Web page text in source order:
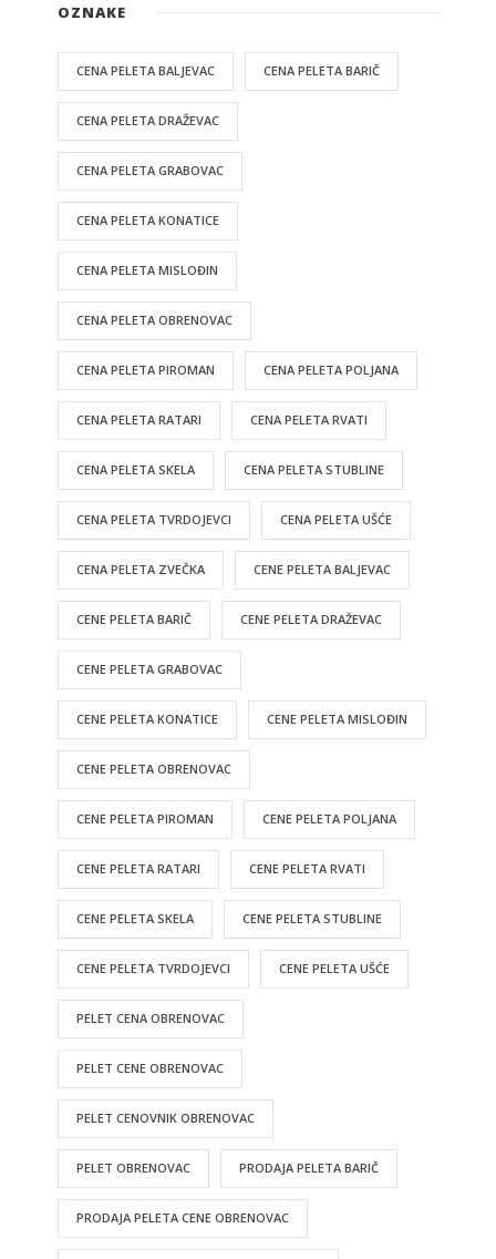
OZNAKE
CENA PELETA BALJEVAC CENA PELETA BARIČ
CENA PELETA DRAŽEVAC
CENA PELETA GRABOVAC
CENA PELETA KONATICE
CENA PELETA MISLOĐIN
CENA PELETA OBRENOVAC
CENA PELETA PIROMAN CENA PELETA POLJANA
CENA PELETA RATARI CENA PELETA RVATI
CENA PELETA SKELA CENA PELETA STUBLINE
CENA PELETA TVRDOJEVCI CENA PELETA UŠĆE
CENA PELETA ZVEČKA CENE PELETA BALJEVAC
CENE PELETA BARIČ CENE PELETA DRAŽEVAC
CENE PELETA GRABOVAC
CENE PELETA KONATICE CENE PELETA MISLOĐIN
CENE PELETA OBRENOVAC
CENE PELETA PIROMAN CENE PELETA POLJANA
CENE PELETA RATARI CENE PELETA RVATI
CENE PELETA SKELA CENE PELETA STUBLINE
CENE PELETA TVRDOJEVCI CENE PELETA UŠĆE
PELET CENA OBRENOVAC
PELET CENE OBRENOVAC
PELET CENOVNIK OBRENOVAC
PELET OBRENOVAC PRODAJA PELETA BARIČ
PRODAJA PELETA CENE OBRENOVAC